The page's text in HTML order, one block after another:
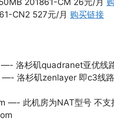
CN2 527元/月 购买链接
洛杉矶quadranet亚优线
洛杉矶zenlayer 即c3线路
—- 此机房为NAT型号 不支